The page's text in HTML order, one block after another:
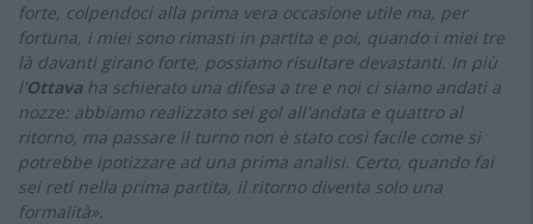
forte, colpendoci alla prima vera occasione utile ma, per
fortuna, i miei sono rimasti in partita e poi, quando i miei tre
là davanti girano forte, possiamo risultare devastanti. In più
l'Ottava ha schierato una difesa a tre e noi ci siamo andati a
nozze: abbiamo realizzato sei gol all'andata e quattro al
ritorno, ma passare il turno non è stato così facile come si
potrebbe ipotizzare ad una prima analisi. Certo, quando fai
sei reti nella prima partita, il ritorno diventa solo una
formalità».